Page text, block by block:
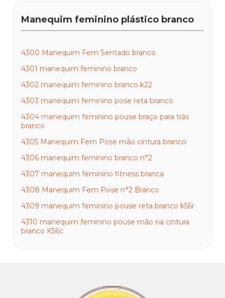
Manequim feminino plástico branco
4300 Manequim Fem Sentado branco
4301 manequim feminino branco
4302 manequim feminino branco k22
4303 manequim feminino pose reta branco
4304 manequim feminino pouse braço para trás
branco
4305 Manequim Fem Pose mão cintura branco
4306 manequim feminino branco n°2
4307 manequim feminino fitness branca
4308 Manequim Fem Pose n°2 Branco
4309 manequim feminino pouse reta branco k56r
4310 manequim feminino pouse mão na cintura
branco K56c
4315 manequim feminino july inteira mão na cintura